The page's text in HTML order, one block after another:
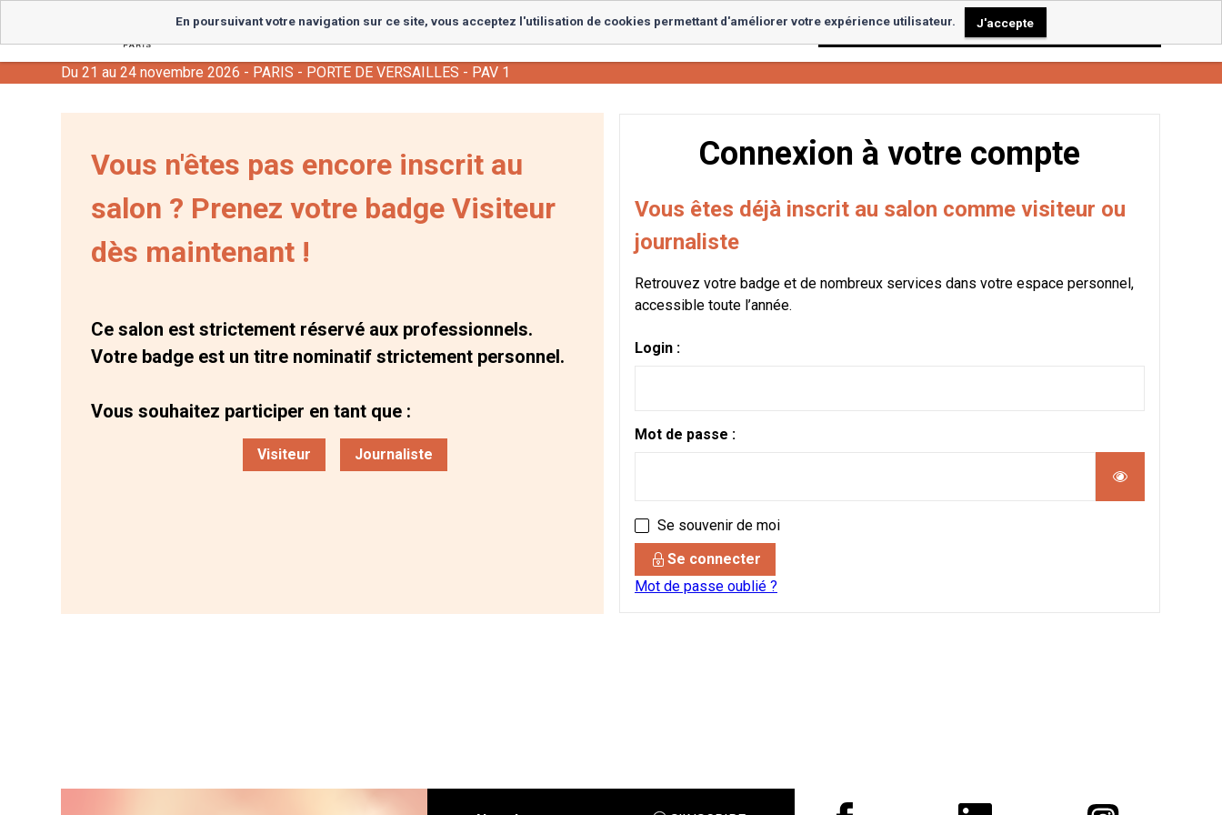
Le Salon News EspritContract Espace Exposant
Espace Visiteur & Badge
Du 21 au 24 novembre 2026 - PARIS - PORTE DE VERSAILLES - PAV 1
Vous n'êtes pas encore inscrit au
salon ? Prenez votre badge Visiteur
dès maintenant !
Ce salon est strictement réservé aux professionnels.
Votre badge est un titre nominatif strictement personnel.
Vous souhaitez participer en tant que :
Visiteur Journaliste
Connexion à votre compte
Vous êtes déjà inscrit au salon comme visiteur ou
journaliste
Retrouvez votre badge et de nombreux services dans votre espace personnel,
accessible toute l’année.
Login :
Mot de passe :
Se souvenir de moi
Se connecter
Mot de passe oublié ?
En poursuivant votre navigation sur ce site, vous acceptez l'utilisation de cookies permettant d'améliorer votre expérience utilisateur. J'accepte